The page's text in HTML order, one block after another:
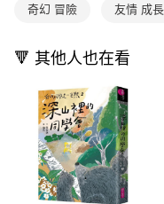
權轉讓予恩沛科技股份有限公
３．未成年的使用者請事先徵
任。
４．使用「AFTEE先享後付
時審查核予不同之上限額度
請求用戶進行身份認證。
５．嚴禁一人註冊多個帳號
恩沛科技股份有限公司將有
奇幻 冒險 友情 成長
🔻 其他人也在看